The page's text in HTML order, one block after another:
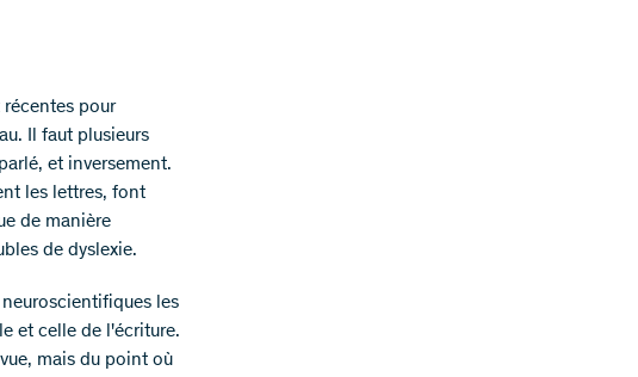
pour
Il faut plusieurs
et inversement.
les lettres, font
de manière
de dyslexie.
les
et celle de l'écriture.
mais du point où